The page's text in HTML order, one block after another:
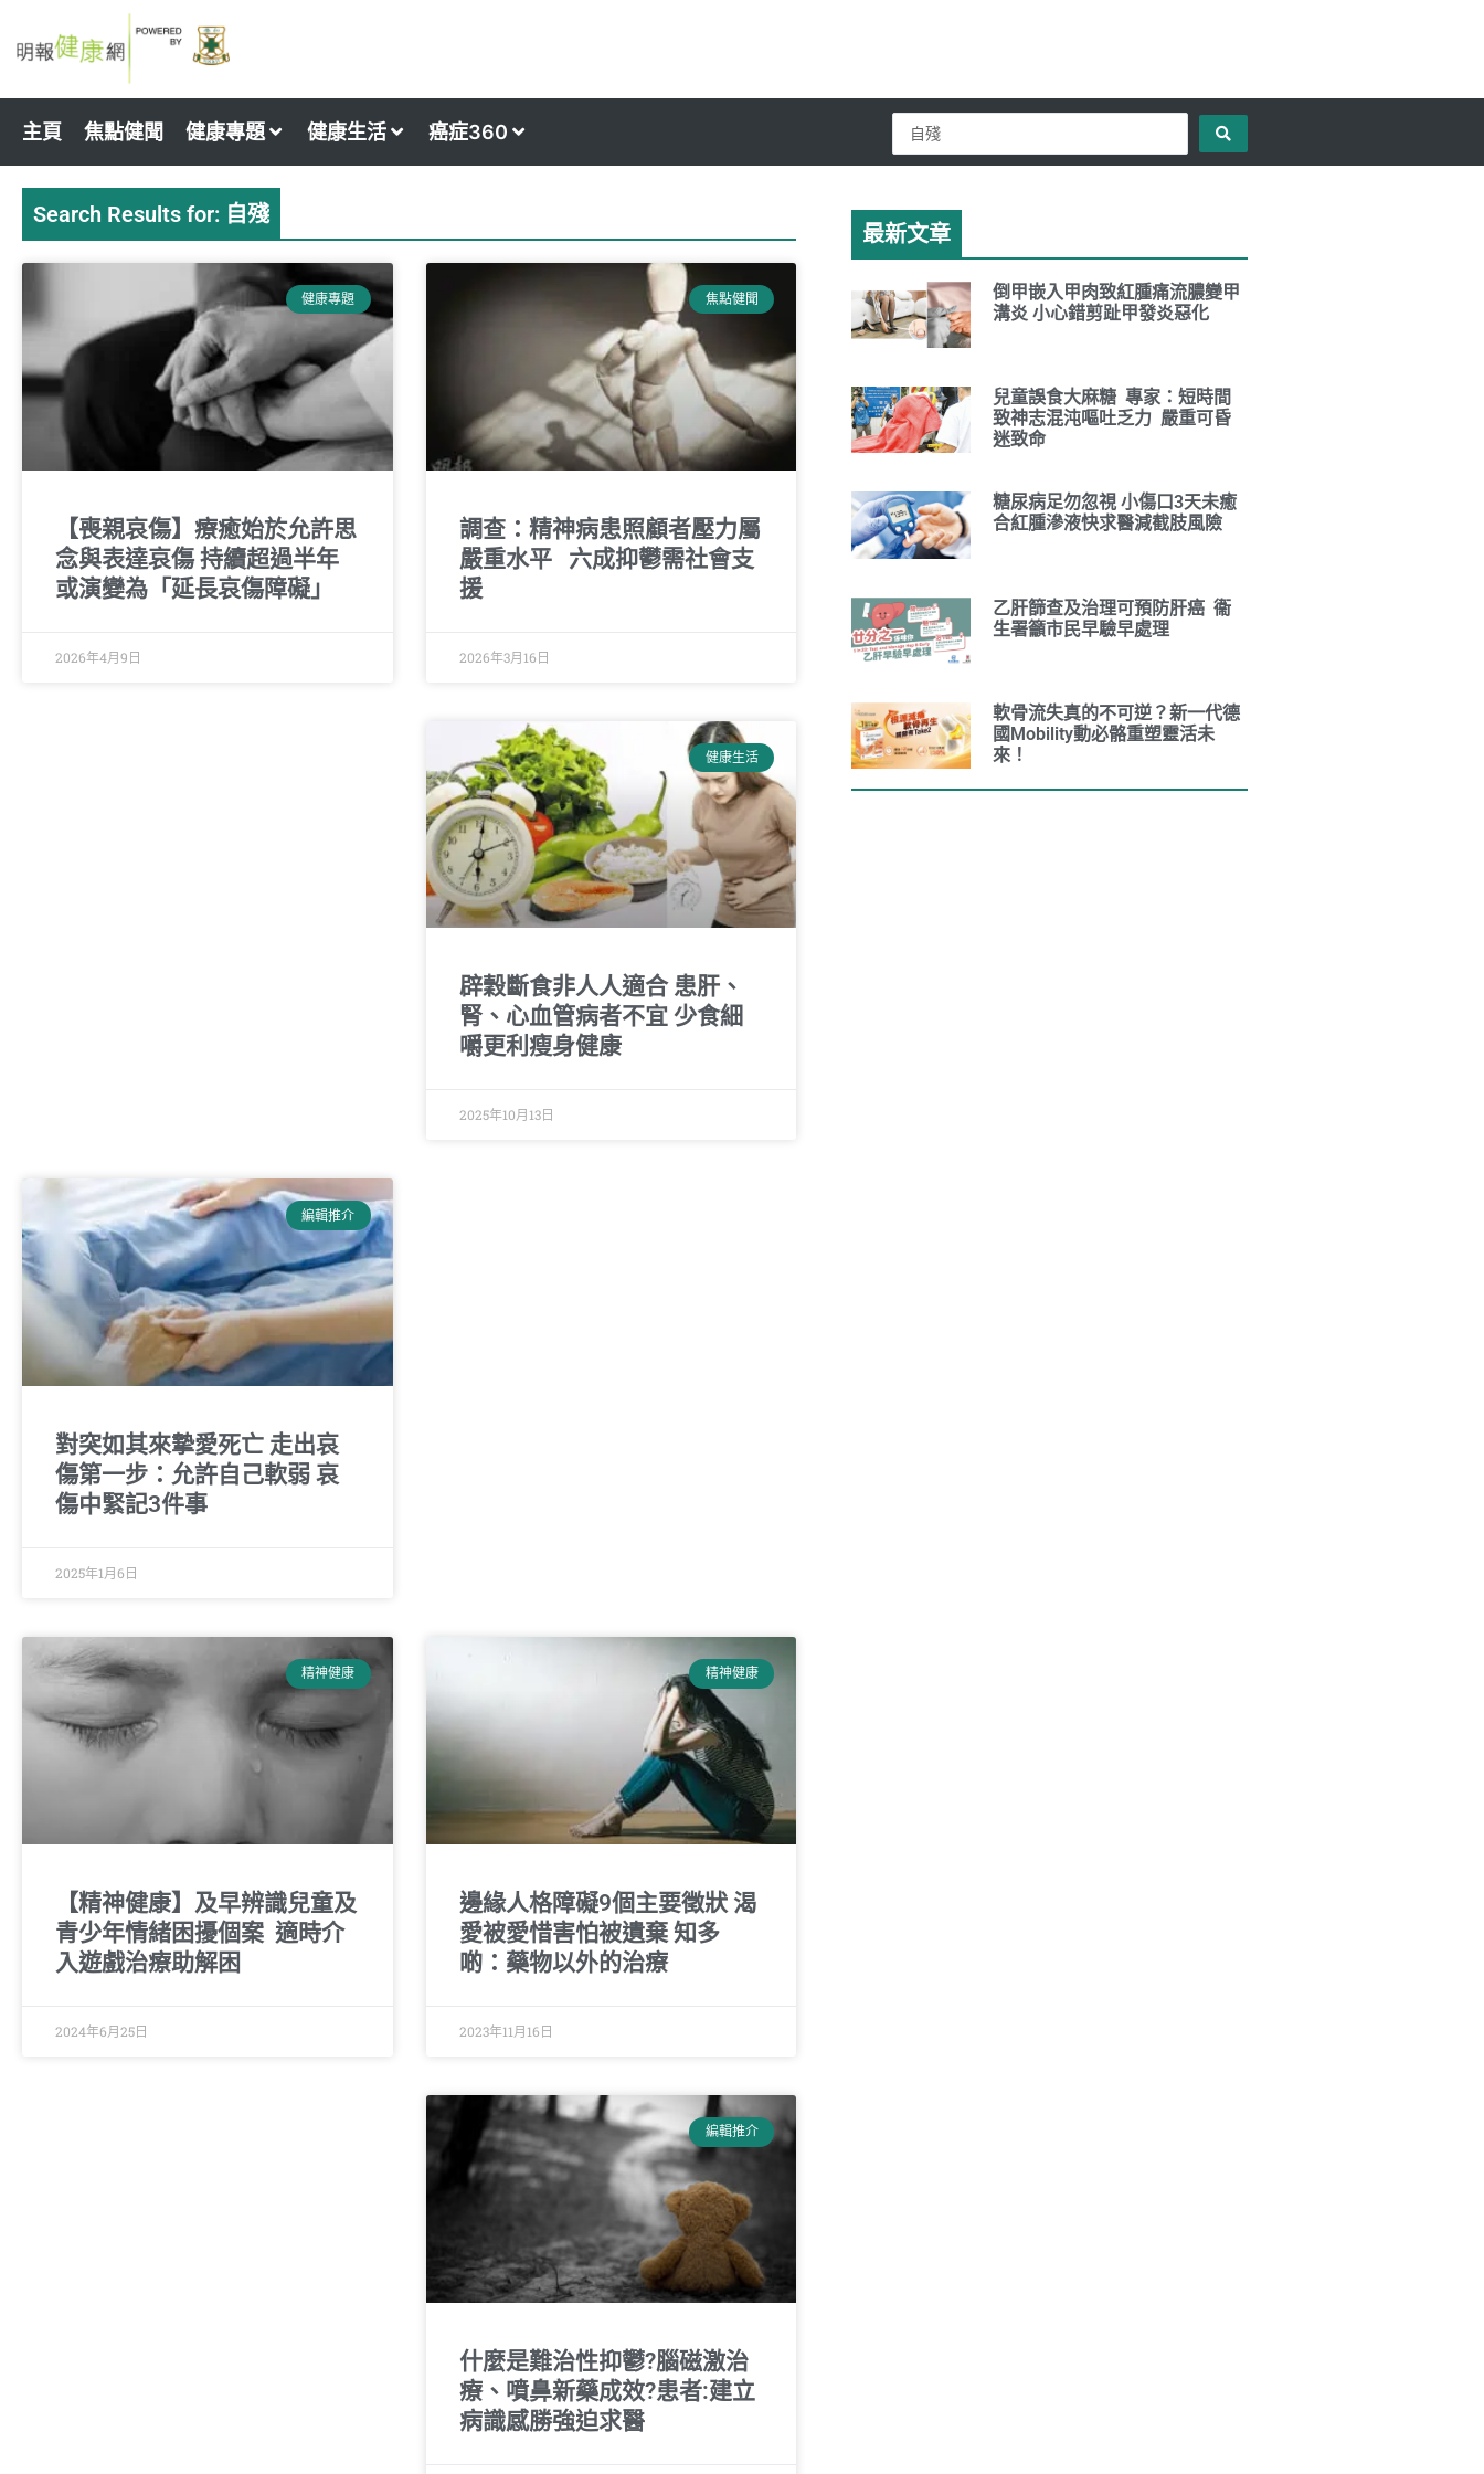
to
主頁 焦點健聞 健康專題 健康生活 癌症360
Search
...
Search Results for: 自殘
健康專題
【喪親哀傷】療癒始於允許思
念與表達哀傷 持續超過半年
或演變為「延長哀傷障礙」
2026年4月9日
焦點健聞
調查：精神病患照顧者壓力屬
嚴重水平 六成抑鬱需社會支
援
2026年3月16日
健康生活
辟穀斷食非人人適合 患肝、
腎、心血管病者不宜 少食細
嚼更利瘦身健康
2025年10月13日
編輯推介
對突如其來摯愛死亡 走出哀
傷第一步：允許自己軟弱 哀
傷中緊記3件事
2025年1月6日
精神健康
【精神健康】及早辨識兒童及
青少年情緒困擾個案 適時介
入遊戲治療助解困
2024年6月25日
精神健康
邊緣人格障礙9個主要徵狀 渴
愛被愛惜害怕被遺棄 知多
啲：藥物以外的治療
2023年11月16日
編輯推介
什麼是難治性抑鬱?腦磁激治
療、噴鼻新藥成效?患者:建立
病識感勝強迫求醫
Page
最新文章
倒甲嵌入甲肉致紅腫痛流膿變甲
溝炎 小心錯剪趾甲發炎惡化
兒童誤食大麻糖 專家：短時間
致神志混沌嘔吐乏力 嚴重可昏
迷致命
糖尿病足勿忽視 小傷口3天未癒
合紅腫滲液快求醫減截肢風險
乙肝篩查及治理可預防肝癌 衞
生署籲市民早驗早處理
軟骨流失真的不可逆？新一代德
國Mobility動必骼重塑靈活未
來！